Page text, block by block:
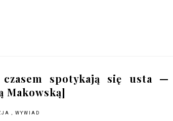
czasem spotykają się usta —
Makowską]
, WYWIAD